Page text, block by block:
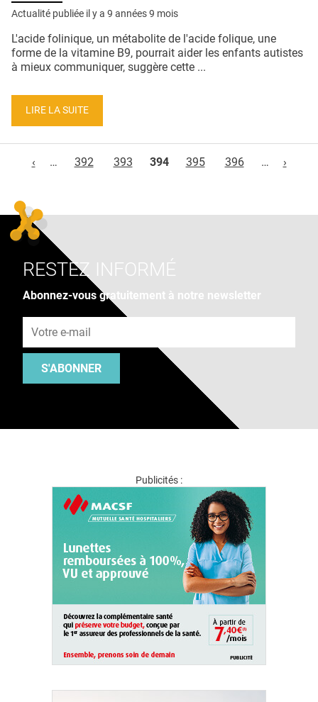
Actualité publiée il y a 9 années 9 mois
L'acide folinique, un métabolite de l'acide folique, une
forme de la vitamine B9, pourrait aider les enfants autistes
à mieux communiquer, suggère cette ...
LIRE LA SUITE
‹
… 392 393 394 395 396 … ›
RESTEZ INFORMÉ
Abonnez-vous gratuitement à notre newsletter
S'ABONNER
Publicités :